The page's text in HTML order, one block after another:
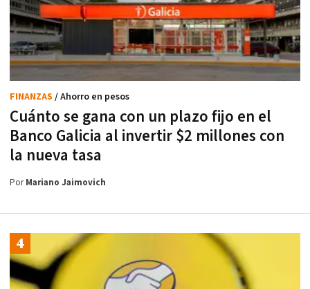
Cuánto se gana con un plazo fijo en el
Banco Galicia al invertir $2 millones con
la nueva tasa
FINANZAS / Ahorro en pesos
PorMariano Jaimovich